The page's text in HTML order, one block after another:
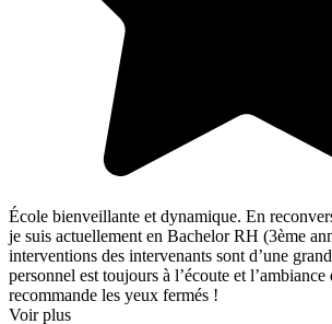
École bienveillante et dynamique. En
je suis actuellement en Bachelor RH (3ème
interventions des intervenants sont d’une
personnel est toujours à l’écoute et l’ambiance
recommande les yeux fermés !
Voir plus